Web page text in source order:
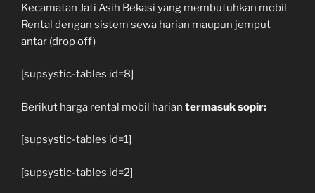
Kecamatan Jati Asih Bekasi yang membutuhkan mobil
Rental dengan sistem sewa harian maupun jemput
antar (drop off)
[supsystic-tables id=8]
Berikut harga rental mobil harian termasuk sopir:
[supsystic-tables id=1]
[supsystic-tables id=2]